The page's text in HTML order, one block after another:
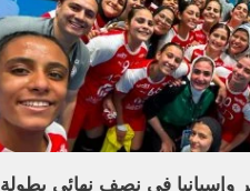
وإسبانيا فى نصف نهائي بطولة